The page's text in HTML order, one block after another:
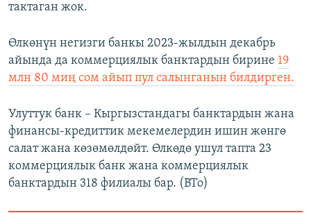
тактаган жок.
Өлкөнүн негизги банкы 2023-жылдын декабрь
айында да коммерциялык банктардын бирине 19
млн 80 миң сом айып пул салынганын билдирген.
Улуттук банк – Кыргызстандагы банктардын жана
финансы-кредиттик мекемелердин ишин жөнгө
салат жана көзөмөлдөйт. Өлкөдө ушул тапта 23
коммерциялык банк жана коммерциялык
банктардын 318 филиалы бар. (BTo)